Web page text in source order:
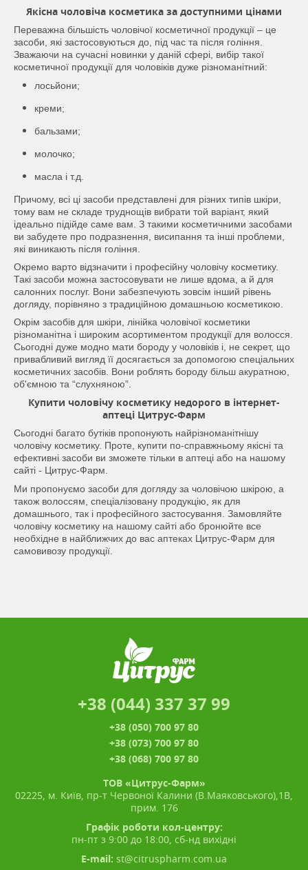
Якісна чоловіча косметика за доступними цінами
Переважна більшість чоловічої косметичної продукції – це
засоби, які застосовуються до, під час та після гоління.
Зважаючи на сучасні новинки у даній сфері, вибір такої
косметичної продукції для чоловіків дуже різноманітний:
лосьйони;
креми;
бальзами;
молочко;
масла і т.д.
Причому, всі ці засоби представлені для різних типів шкіри,
тому вам не складе труднощів вибрати той варіант, який
ідеально підійде саме вам. З такими косметичними засобами
ви забудете про подразнення, висипання та інші проблеми,
які виникають після гоління.
Окремо варто відзначити і професійну чоловічу косметику.
Такі засоби можна застосовувати не лише вдома, а й для
салонних послуг. Вони забезпечують зовсім інший рівень
догляду, порівняно з традиційною домашньою косметикою.
Окрім засобів для шкіри, лінійка чоловічої косметики
різноманітна і широким асортиментом продукції для волосся.
Сьогодні дуже модно мати бороду у чоловіків і, не секрет, що
привабливий вигляд її досягається за допомогою спеціальних
косметичних засобів. Вони роблять бороду більш акуратною,
об'ємною та “слухняною”.
Купити чоловічу косметику недорого в інтернет-
аптеці Цитрус-Фарм
Сьогодні багато бутіків пропонують найрізноманітнішу
чоловічу косметику. Проте, купити по-справжньому якісні та
ефективні засоби ви зможете тільки в аптеці або на нашому
сайті - Цитрус-Фарм.
Ми пропонуємо засоби для догляду за чоловічою шкірою, а
також волоссям, спеціалізовану продукцію, як для
домашнього, так і професійного застосування. Замовляйте
чоловічу косметику на нашому сайті або бронюйте все
необхідне в найближчих до вас аптеках Цитрус-Фарм для
самовивозу продукції.
+38 (044) 337 37 99
+38 (050) 700 97 80
+38 (073) 700 97 80
+38 (068) 700 97 80
ТОВ «Цитрус-Фарм»
02225, м. Київ, пр-т Червоної Калини (В.Маяковського),1В,
прим. 176
Графік роботи кол-центру:
пн-пт з 9:00 до 18:00, сб-нд вихідні
E-mail: st@citruspharm.com.ua